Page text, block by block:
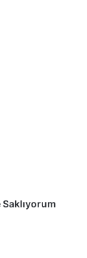
Saklıyorum